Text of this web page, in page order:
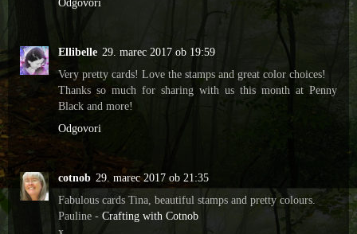
Odgovori
Ellibelle 29. marec 2017 ob 19:59
Very pretty cards! Love the stamps and great color choices!
Thanks so much for sharing with us this month at Penny
Black and more!
Odgovori
cotnob 29. marec 2017 ob 21:35
Fabulous cards Tina, beautiful stamps and pretty colours.
Pauline - Crafting with Cotnob